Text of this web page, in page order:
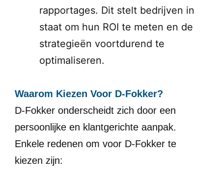
rapportages. Dit stelt bedrijven in
staat om hun ROI te meten en de
strategieën voortdurend te
optimaliseren.
Waarom Kiezen Voor D-Fokker?
D-Fokker onderscheidt zich door een
persoonlijke en klantgerichte aanpak.
Enkele redenen om voor D-Fokker te
kiezen zijn: